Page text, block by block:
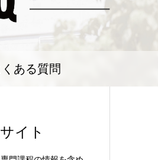
くある質問
イト